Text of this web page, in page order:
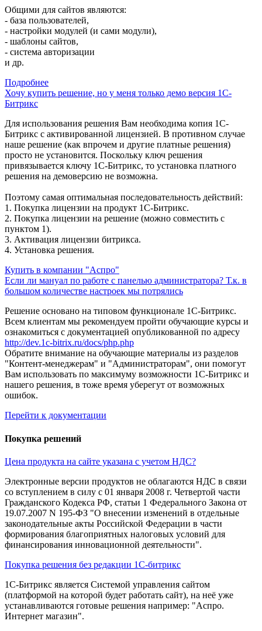
Общими для сайтов являются:
- база пользователей,
- настройки модулей (и сами модули),
- шаблоны сайтов,
- система авторизации
и др.
Подробнее
Хочу купить решение, но у меня только демо версия 1С-
Битрикс
Для использования решения Вам необходима копия 1С-
Битрикс с активированной лицензией. В противном случае
наше решение (как впрочем и другие платные решения)
просто не установится. Поскольку ключ решения
привязывается ключу 1С-Битрикс, то установка платного
решения на демоверсию не возможна.
Поэтому самая оптимальная последовательность действий:
1. Покупка лицензии на продукт 1С-Битрикс.
2. Покупка лицензии на решение (можно совместить с
пунктом 1).
3. Активация лицензии битрикса.
4. Установка решения.
Купить в компании "Аспро"
Если ли мануал по работе с панелью администратора? Т.к. в
большом количестве настроек мы потрялись
Решение основано на типовом функционале 1С-Битрикс.
Всем клиентам мы рекомендуем пройти обучающие курсы и
ознакомиться с документацией опубликованной по адресу
http://dev.1c-bitrix.ru/docs/php.php
Обратите внимание на обучающие материалы из разделов
"Контент-менеджерам" и "Администраторам", они помогут
Вам использовать по максимуму возможности 1С-Битрикс и
нашего решения, в тоже время уберегут от возможных
ошибок.
Перейти к документации
Покупка решений
Цена продукта на сайте указана с учетом НДС?
Электронные версии продуктов не облагаются НДС в связи
со вступлением в силу с 01 января 2008 г. Четвертой части
Гражданского Кодекса РФ, статьи 1 Федерального Закона от
19.07.2007 N 195-ФЗ "О внесении изменений в отдельные
законодательные акты Российской Федерации в части
формирования благоприятных налоговых условий для
финансирования инновационной деятельности".
Покупка решения без редакции 1С-битрикс
1С-Битрикс является Системой управления сайтом
(платформой на которой будет работать сайт), на неё уже
устанавливаются готовые решения например: "Аспро.
Интернет магазин".